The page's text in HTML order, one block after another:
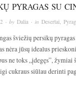
PYRAGAS SU
· by Dalia · in Desertai
šviežių persikų
nėra jūsų idealus
ne toks „įdegęs”,
cukraus siūlau derinti